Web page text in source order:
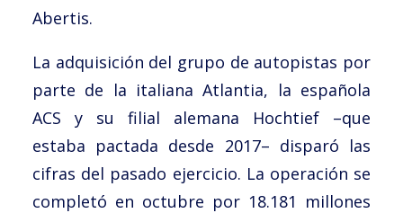
Abertis.
La adquisición del grupo de autopistas por
parte de la italiana Atlantia, la española
ACS y su filial alemana Hochtief –que
estaba pactada desde 2017– disparó las
cifras del pasado ejercicio. La operación se
completó en octubre por 18.181 millones